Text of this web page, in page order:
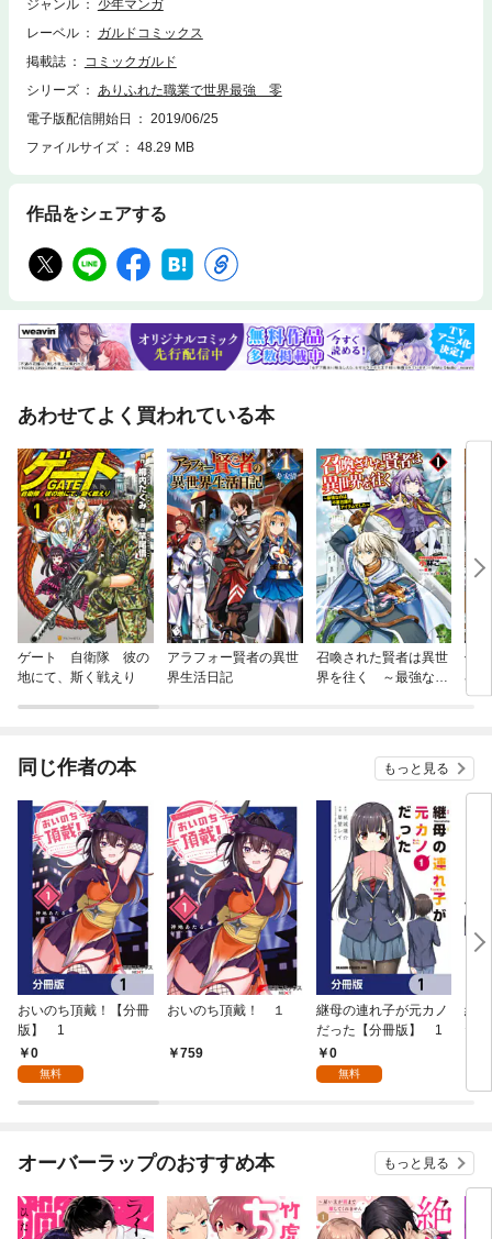
ジャンル
少年マンガ
レーベル
ガルドコミックス
掲載誌
コミックガルド
シリーズ
ありふれた職業で世界最強 零
電子版配信開始日
2019/06/25
ファイルサイズ
48.29 MB
作品をシェアする
あわせてよく買われている本
ゲート 自衛隊 彼の
地にて、斯く戦えり
アラフォー賢者の異世
界生活日記
召喚された賢者は異世
界を往く ～最強なの
便
界
同じ作者の本 もっと見る
おいのち頂戴！【分冊
版】 1
0
無料
おいのち頂戴！ １
759
継母の連れ子が元カノ
だった【分冊版】 1
0
無料
継
だ
オーバーラップのおすすめ本 もっと見る